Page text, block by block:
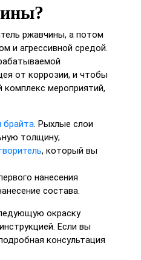
ржавчины, а потом
и агрессивной средой.
от коррозии, и чтобы
мероприятий,
брайта. Рыхлые слои
толщину;
, который вы
нанесения
состава.
окраску
Если вы
консультация